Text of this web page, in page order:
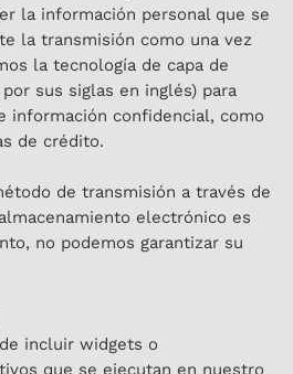
la información personal que se
la transmisión como una vez
la tecnología de capa de
sus siglas en inglés) para
información confidencial, como
de crédito.
de transmisión a través de
electrónico es
no podemos garantizar su
incluir widgets o
que se ejecutan en nuestro